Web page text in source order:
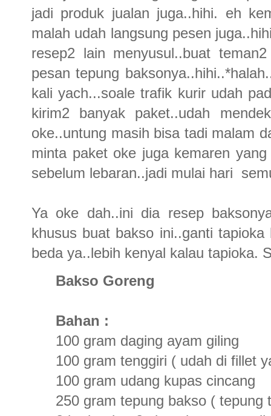
jadi produk jualan juga..hihi. eh
malah udah langsung pesen
resep2 lain menyusul..buat
pesan tepung
kali yach...soale trafik kurir udah
kirim2 banyak paket..udah
oke..untung masih bisa tadi malam
minta paket oke juga kemaren
sebelum lebaran..jadi mulai hari
Ya oke dah..ini dia resep
khusus buat bakso ini..ganti
beda ya..lebih kenyal kalau tapioka.
Bakso Goreng
Bahan :
100 gram daging ayam giling
100 gram tenggiri ( udah di fillet
100 gram udang kupas cincang
250 gram tepung bakso ( tepung